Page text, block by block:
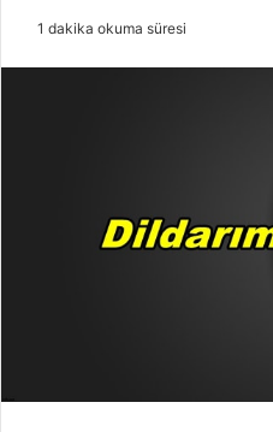
t
a
1 dakika okuma süresi